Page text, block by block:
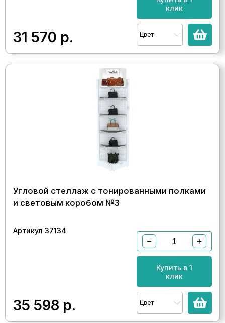
31 570 р.
клик
Цвет
Угловой стеллаж с тонированными полками
и световым коробом №3
Артикул 37134
35 598 р.
− +
Купить в 1
клик
Цвет